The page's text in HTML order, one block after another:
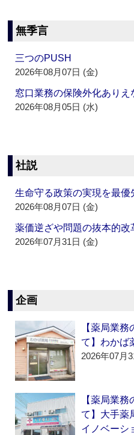
無季言
三つのPUSH
2026年08月07日 (金)
窓口業務の保険外化ありえ
2026年08月05日 (水)
社説
生命守る政策の実現を最優
2026年08月07日 (金)
薬価逆ざや問題の抜本的改
2026年07月31日 (金)
企画
【薬局業
て】わかば
2026年07月
【薬局業
て】大手薬
イノベーシ